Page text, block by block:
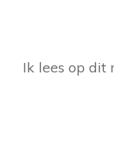
Ik lees op dit